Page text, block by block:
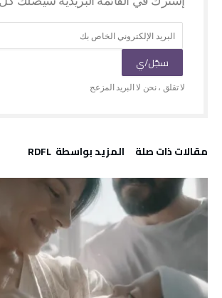
‫مقالات ذات صلة‬ ‫‫المزيد بواسطة‬ ‬ RDFL